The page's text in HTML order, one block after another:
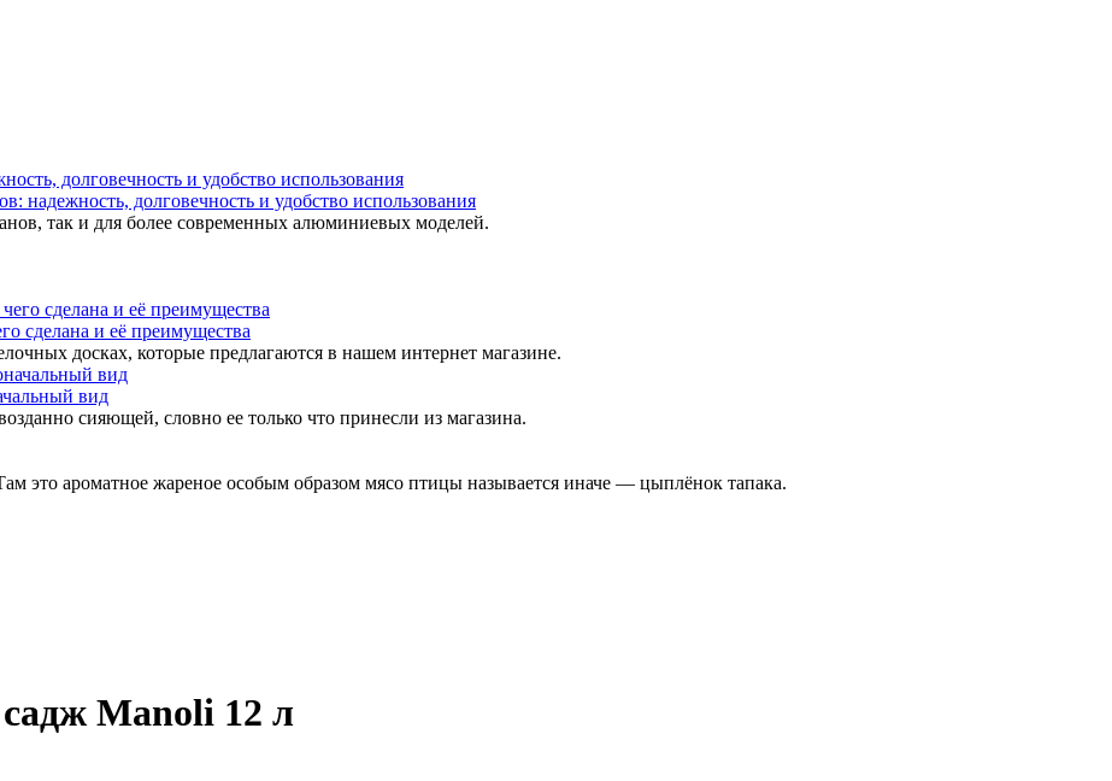
надежность, долговечность и удобство использования
так и для более современных алюминиевых моделей.
сделана и её преимущества
досках, которые предлагаются в нашем интернет магазине.
вид
сияющей, словно ее только что принесли из магазина.
это ароматное жареное особым образом мясо птицы называется иначе — цыплёнок тапака.
Manoli 12 л